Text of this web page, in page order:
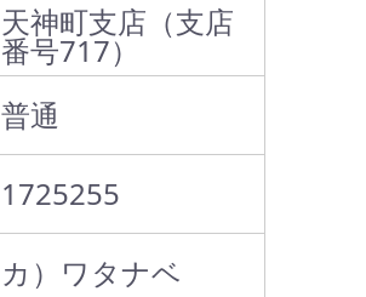
天神町支店（支店
番号717）
普通
1725255
カ）ワタナベ